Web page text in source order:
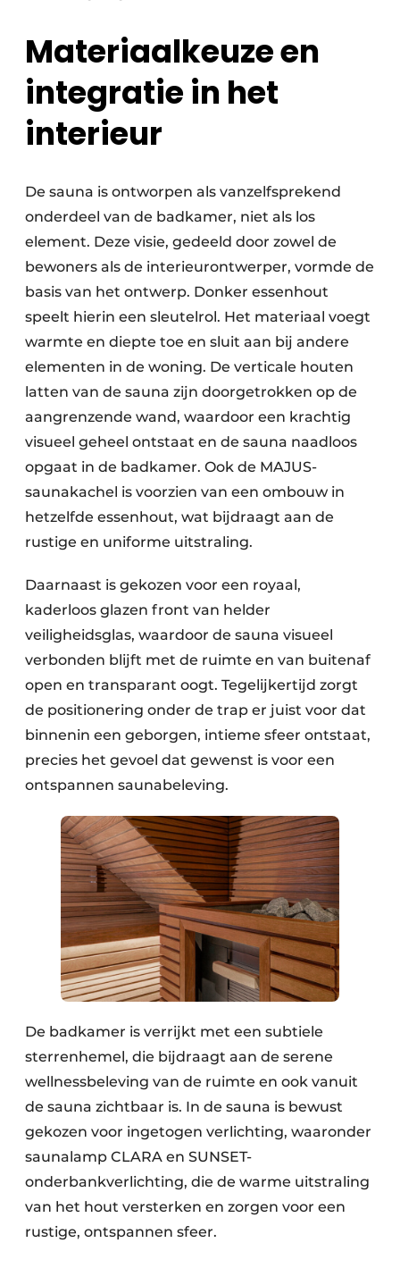
Materiaalkeuze en
integratie in het
interieur
De sauna is ontworpen als vanzelfsprekend
onderdeel van de badkamer, niet als los
element. Deze visie, gedeeld door zowel de
bewoners als de interieurontwerper, vormde de
basis van het ontwerp. Donker essenhout
speelt hierin een sleutelrol. Het materiaal voegt
warmte en diepte toe en sluit aan bij andere
elementen in de woning. De verticale houten
latten van de sauna zijn doorgetrokken op de
aangrenzende wand, waardoor een krachtig
visueel geheel ontstaat en de sauna naadloos
opgaat in de badkamer. Ook de MAJUS-
saunakachel is voorzien van een ombouw in
hetzelfde essenhout, wat bijdraagt aan de
rustige en uniforme uitstraling.
Daarnaast is gekozen voor een royaal,
kaderloos glazen front van helder
veiligheidsglas, waardoor de sauna visueel
verbonden blijft met de ruimte en van buitenaf
open en transparant oogt. Tegelijkertijd zorgt
de positionering onder de trap er juist voor dat
binnenin een geborgen, intieme sfeer ontstaat,
precies het gevoel dat gewenst is voor een
ontspannen saunabeleving.
De badkamer is verrijkt met een subtiele
sterrenhemel, die bijdraagt aan de serene
wellnessbeleving van de ruimte en ook vanuit
de sauna zichtbaar is. In de sauna is bewust
gekozen voor ingetogen verlichting, waaronder
saunalamp CLARA en SUNSET-
onderbankverlichting, die de warme uitstraling
van het hout versterken en zorgen voor een
rustige, ontspannen sfeer.